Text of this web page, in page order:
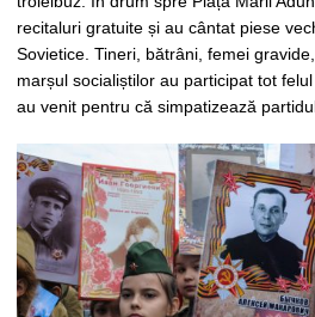
recitaluri gratuite și au cântat piese
Sovietice. Tineri, bătrâni, femei
marșul socialiștilor au participat tot
au venit pentru că simpatizează